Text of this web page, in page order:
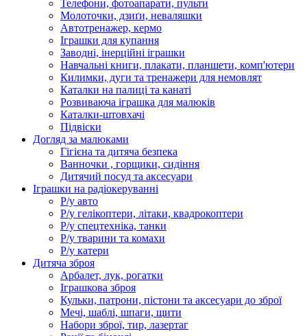
Телефони, фотоапарати, пульти
Молоточки, дзиґи, неваляшки
Автотренажер, кермо
Іграшки для купання
Заводні, інерційні іграшки
Навчальні книги, плакати, планшети, комп'ютери
Килимки, дуги та тренажери для немовлят
Каталки на палиці та канаті
Розвиваюча іграшка для малюків
Каталки-штовхачі
Підвіски
Догляд за малюками
Гігієна та дитяча безпека
Ванночки , горщики, сидіння
Дитячий посуд та аксесуари
Іграшки на радіокеруванні
Р/у авто
Р/у гелікоптери, літаки, квадрокоптери
Р/у спецтехніка, танки
Р/у тварини та комахи
Р/у катери
Дитяча зброя
Арбалет, лук, рогатки
Іграшкова зброя
Кульки, патрони, пістони та аксесуари до зброї
Мечі, шаблі, шпаги, щити
Набори зброї, тир, лазертаг